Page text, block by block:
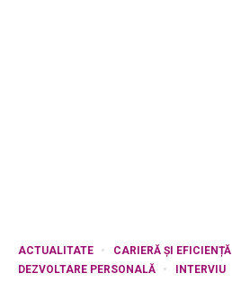
ACTUALITATE
CARIERĂ ȘI EFICIENȚĂ
DEZVOLTARE PERSONALĂ
INTERVIU